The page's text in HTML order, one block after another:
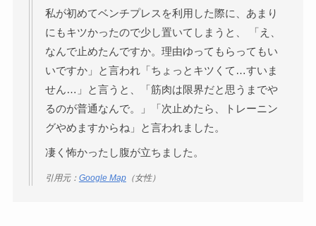
私が初めてベンチプレスを利用した際に、あまり
にもキツかったので少し置いてしまうと、 「え、
なんで止めたんですか。理由ゆってもらってもい
いですか」と言われ「ちょっとキツくて…すいま
せん…」と言うと、「筋肉は限界だと思うまでや
るのが普通なんで。」「次止めたら、トレーニン
グやめますからね」と言われました。
凄く怖かったし腹が立ちました。
引用元： Google Map（女性）